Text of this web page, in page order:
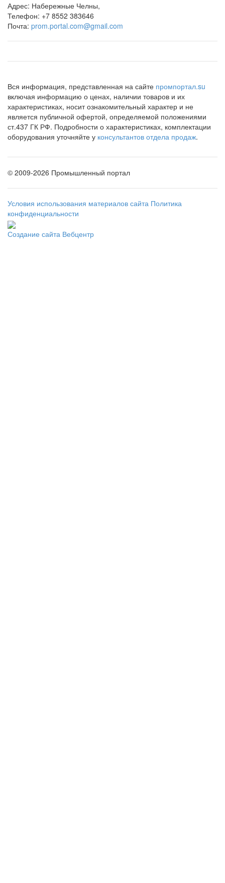
Адрес: Набережные Челны,
Телефон: +7 8552 383646
Почта: prom.portal.com@gmail.com
Вся информация, представленная на сайте промпортал.su
включая информацию о ценах, наличии товаров и их
характеристиках, носит ознакомительный характер и не
является публичной офертой, определяемой положениями
ст.437 ГК РФ. Подробности о характеристиках, комплектации
оборудования уточняйте у консультантов отдела продаж.
© 2009-2026 Промышленный портал
Условия использования материалов сайта Политика
конфиденциальности
Создание сайта Вебцентр